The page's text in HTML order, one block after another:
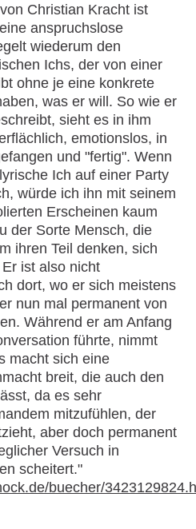
Christian Kracht ist
anspruchslose
wiederum den
Ichs, der von einer
ohne je eine konkrete
was er will. So wie er
sieht es in ihm
emotionslos, in
und "fertig". Wenn
Ich auf einer Party
würde ich ihn mit seinem
Erscheinen kaum
der Sorte Mensch, die
ihren Teil denken, sich
ist also nicht
dort, wo er sich meistens
nun mal permanent von
Während er am Anfang
führte, nimmt
macht sich eine
breit, die auch den
da es sehr
mitzufühlen, der
aber doch permanent
Versuch in
scheitert."
buecher/